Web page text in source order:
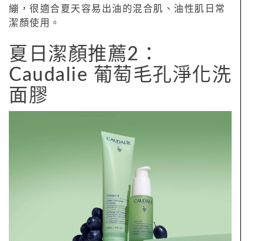
繃，很適合夏天容易出油的混合肌、油性肌日常
潔顏使用。
夏日潔顏推薦2：
Caudalie 葡萄毛孔淨化洗
面膠